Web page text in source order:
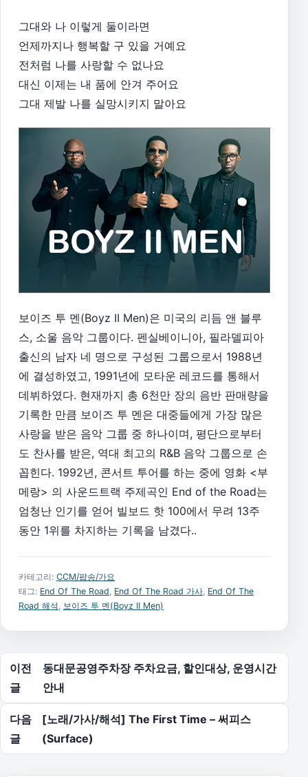
그대와 나 이렇게 둘이라면
언제까지나 행복할 구 있을 거예요
전처럼 나를 사랑할 수 없나요
대신 이제는 내 품에 안겨 주어요
그대 제발 나를 실망시키지 말아요
보이즈 투 멘(Boyz II Men)은 미국의 리듬 앤 블루
스, 소울 음악 그룹이다. 펜실베이니아, 필라델피아
출신의 남자 네 명으로 구성된 그룹으로서 1988년
에 결성하였고, 1991년에 모타운 레코드를 통해서
데뷔하였다. 현재까지 총 6천만 장의 음반 판매량을
기록한 만큼 보이즈 투 멘은 대중들에게 가장 많은
사랑을 받은 음악 그룹 중 하나이며, 평단으로부터
도 찬사를 받은, 역대 최고의 R&B 음악 그룹으로 손
꼽힌다. 1992년, 콘서트 투어를 하는 중에 영화 <부
메랑> 의 사운드트랙 주제곡인 End of the Road는
엄청난 인기를 얻어 빌보드 핫 100에서 무려 13주
동안 1위를 차지하는 기록을 남겼다..
카테고리: CCM/팝송/가요
태그: End Of The Road End Of The Road 가사 End Of The
Road 해석
보이즈 투 멘(Boyz II Men)
글 탐색
이전
글
동대문공영주차장 주차요금, 할인대상, 운영시간
안내
다음
글
[노래/가사/해석] The First Time – 써피스
(Surface)